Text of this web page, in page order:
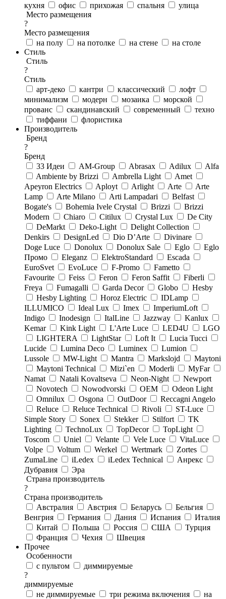
кухня
офис прихожая спальня
улица
Место размещения
?
Место размещения
на полу
на потолке на стене
на столе
Стиль
Стиль
?
Стиль
арт-деко
кантри классический
лофт
минимализм
модерн мозаика
морской
прованс
скандинавский современный
техно
тиффани
флористика
Производитель
Бренд
?
Бренд
33 Идеи
AM-Group Abrasax Adilux
Alfa
Ambiente by Brizzi
Ambrella Light
Amet
Apeyron Electrics
Aployt Arlight Arte
Arte
Lamp
Arte Milano Arti Lampadari
Belfast
Bogate's
Bohemia Ivele Crystal Brizzi
Brizzi
Modern
Chiaro Citilux Crystal Lux
De City
DeMarkt
Deko-Light
Delight Collection
Denkirs
DesignLed Dio D’Arte
Divinare
Doge Luce
Donolux Donolux Sale Eglo
Eglo
Промо
Eleganz ElektroStandard
Escada
EuroSvet
EvoLuce F-Promo
Fametto
Favourite
Feiss Feron Feron Saffit
Fiberli
Freya
Fumagalli Garda Decor Globo
Hesby
Hesby Lighting
Horoz Electric
IDLamp
ILLUMICO
Ideal Lux Imex
ImperiumLoft
Indigo
Inodesign ItalLine Jazzway
Kanlux
Kemar
Kink Light L'Arte Luce LED4U
LGO
LIGHTERA
LightStar Loft It
Lucia Tucci
Lucide
Lumina Deco Luminex
Lumion
Lussole
MW-Light Mantra Markslojd
Maytoni
Maytoni Technical
Mizi`en Moderli
MyFar
Namat
Natali Kovaltseva Neon-Night
Newport
Novotech
Nowodvorski OEM
Odeon Light
Omnilux
Osgona OutDoor
Reccagni Angelo
Reluce
Reluce Technical Rivoli
ST-Luce
Simple Story
Sonex Stekker Stilfort
TK
Lighting
TechnoLux TopDecor
TopLight
Toscom
Uniel Velante Vele Luce
VitaLuce
Volpe
Voltum Werkel Wertmark
Zortes
ZumaLine
iLedex iLedex Technical
Анрекс
Дубравия
Эра
Страна производитель
?
Страна производитель
Австралия
Австрия Беларусь
Бельгия
Венгрия
Германия Дания Испания
Италия
Китай
Польша Россия США
Турция
Франция
Чехия
Швеция
Прочее
Особенности
с пультом
диммируемые
?
диммируемые
не диммируемые
три режима включения
на